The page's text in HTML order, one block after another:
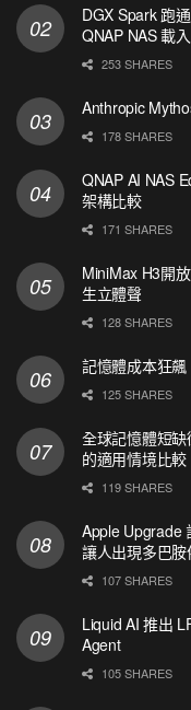
DGX Spark 跑
QNAP NAS 載
253 SHARES
Anthropic
178 SHARES
QNAP AI NAS
架構比較
171 SHARES
MiniMax H3開
生立體聲
128 SHARES
記憶體成本狂
125 SHARES
全球記憶體短
的適用情境比
119 SHARES
Apple Upgrade
讓人出現多巴胺
107 SHARES
Liquid AI 推出
Agent
105 SHARES